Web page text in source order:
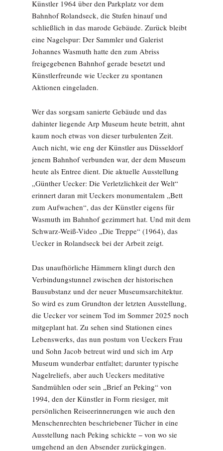
Künstler 1964 über den Parkplatz vor dem
Bahnhof Rolandseck, die Stufen hinauf und
schließlich in das marode Gebäude. Zurück bleibt
eine Nagelspur: Der Sammler und Galerist
Johannes Wasmuth hatte den zum Abriss
freigegebenen Bahnhof gerade besetzt und
Künstlerfreunde wie Uecker zu spontanen
Aktionen eingeladen.
Wer das sorgsam sanierte Gebäude und das
dahinter liegende Arp Museum heute betritt, ahnt
kaum noch etwas von dieser turbulenten Zeit.
Auch nicht, wie eng der Künstler aus Düsseldorf
jenem Bahnhof verbunden war, der dem Museum
heute als Entree dient. Die aktuelle Ausstellung
„Günther Uecker: Die Verletzlichkeit der Welt“
erinnert daran mit Ueckers monumentalem „Bett
zum Aufwachen“, das der Künstler eigens für
Wasmuth im Bahnhof gezimmert hat. Und mit dem
Schwarz-Weiß-Video „Die Treppe“ (1964), das
Uecker in Rolandseck bei der Arbeit zeigt.
Das unaufhörliche Hämmern klingt durch den
Verbindungstunnel zwischen der historischen
Bausubstanz und der neuer Museumsarchitektur.
So wird es zum Grundton der letzten Ausstellung,
die Uecker vor seinem Tod im Sommer 2025 noch
mitgeplant hat. Zu sehen sind Stationen eines
Lebenswerks, das nun postum von Ueckers Frau
und Sohn Jacob betreut wird und sich im Arp
Museum wunderbar entfaltet; darunter typische
Nagelreliefs, aber auch Ueckers meditative
Sandmühlen oder sein „Brief an Peking“ von
1994, den der Künstler in Form riesiger, mit
persönlichen Reiseerinnerungen wie auch den
Menschenrechten beschriebener Tücher in eine
Ausstellung nach Peking schickte − von wo sie
umgehend an den Absender zurückgingen.